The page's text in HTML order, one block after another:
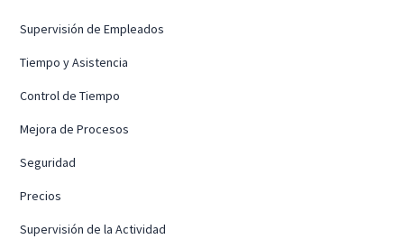
Supervisión de Empleados
Tiempo y Asistencia
Control de Tiempo
Mejora de Procesos
Seguridad
Precios
Supervisión de la Actividad